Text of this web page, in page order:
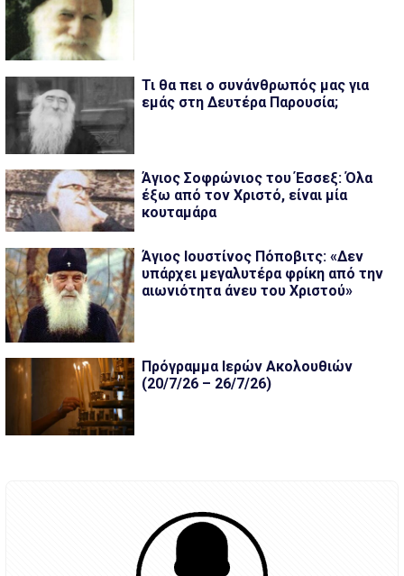
Τι θα πει ο συνάνθρωπός μας για
εμάς στη Δευτέρα Παρουσία;
Άγιος Σοφρώνιος του Έσσεξ: Όλα
έξω από τον Χριστό, είναι μία
κουταμάρα
Άγιος Ιουστίνος Πόποβιτς: «Δεν
υπάρχει μεγαλυτέρα φρίκη από την
αιωνιότητα άνευ του Χριστού»
Πρόγραμμα Ιερών Ακολουθιών
(20/7/26 – 26/7/26)